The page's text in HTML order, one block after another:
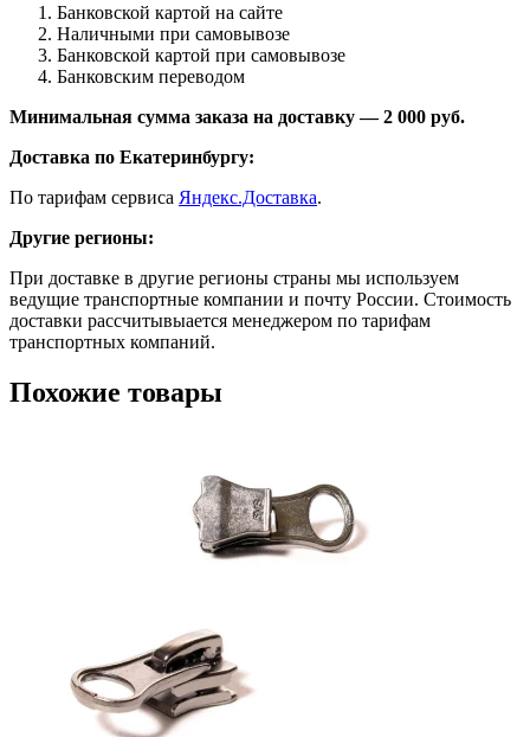
Банковской картой на сайте
Наличными при самовывозе
Банковской картой при самовывозе
Банковским переводом
Минимальная сумма заказа на доставку — 2 000 руб.
Доставка по Екатеринбургу:
По тарифам сервиса Яндекс.Доставка.
Другие регионы:
При доставке в другие регионы страны мы используем
ведущие транспортные компании и почту России. Стоимость
доставки рассчитывыается менеджером по тарифам
транспортных компаний.
Похожие товары